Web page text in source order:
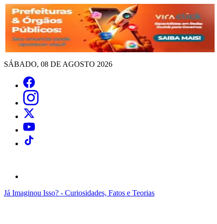
SÁBADO, 08 DE AGOSTO 2026
Já Imaginou Isso? - Curiosidades, Fatos e Teorias